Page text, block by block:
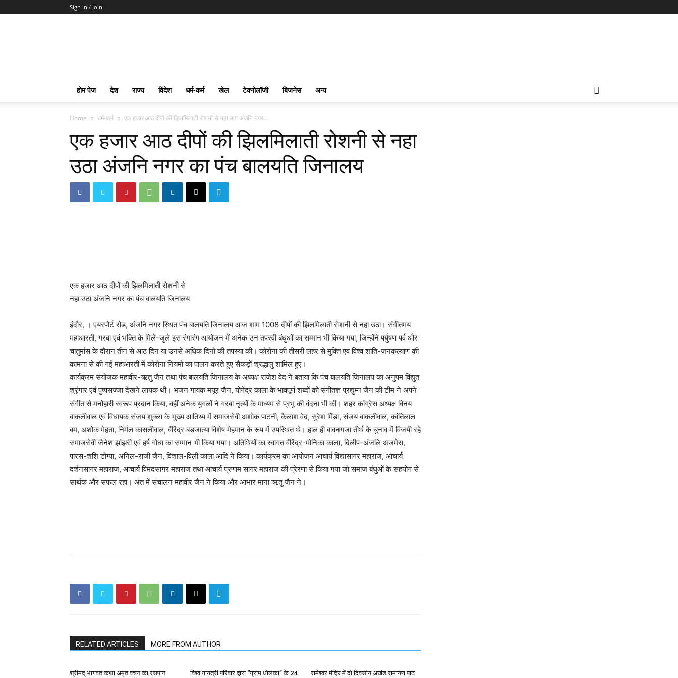
Sign in / Join
Toto
Slot
होम पेज देश राज्य विदेश धर्म-कर्म खेल टेक्नोलॉजी बिजनेस अन्य
Home धर्म-कर्म एक हजार आठ दीपों की झिलमिलाती रोशनी से नहा उठा अंजनि नगर...
एक हजार आठ दीपों की झिलमिलाती रोशनी से नहा
उठा अंजनि नगर का पंच बालयति जिनालय
एक हजार आठ दीपों की झिलमिलाती रोशनी से
नहा उठा अंजनि नगर का पंच बालयति जिनालय
इंदौर, । एयरपोर्ट रोड, अंजनि नगर स्थित पंच बालयति जिनालय आज शाम 1008 दीपों की झिलमिलाती रोशनी से नहा उठा। संगीतमय
महाआरती, गरबा एवं भक्ति के मिले-जुले इस रंगारंग आयोजन में अनेक उन तपस्वी बंधुओं का सम्मान भी किया गया, जिन्होंने पर्युषण पर्व और
चातुर्मास के दौरान तीन से आठ दिन या उनसे अधिक दिनों की तपस्या की। कोरोना की तीसरी लहर से मुक्ति एवं विश्व शांति-जनकल्याण की
कामना से की गई महाआरती में कोरोना नियमों का पालन करते हुए सैकड़ों श्रद्धालु शामिल हुए।
कार्यक्रम संयोजक महावीर-ऋतु जैन तथा पंच बालयति जिनालय के अध्यक्ष राजेश वेद ने बताया कि पंच बालयति जिनालय का अनुपम विद्युत
श्रृंगार एवं पुष्पसज्जा देखने लायक थी। भजन गायक मयूर जैन, योगेंद्र काला के भावपूर्ण शब्दों को संगीतज्ञ प्रद्युम्न जैन की टीम ने अपने
संगीत से मनोहारी स्वरूप प्रदान किया, वहीं अनेक युगलों ने गरबा नृत्यों के माध्यम से प्रभु की वंदना भी की। शहर कांग्रेस अध्यक्ष विनय
बाकलीवाल एवं विधायक संजय शुक्ला के मुख्य आतिथ्य में समाजसेवी अशोक पाटनी, कैलाश वेद, सुरेश मिंडा, संजय बाकलीवाल, कांतिलाल
बम, अशोक मेहता, निर्मल कासलीवाल, वीरेंद्र बड़जात्या विशेष मेहमान के रूप में उपस्थित थे। हाल ही बावनगजा तीर्थ के चुनाव में विजयी रहे
समाजसेवी जैनेश झांझरी एवं हर्ष गोधा का सम्मान भी किया गया। अतिथियों का स्वागत वीरेंद्र-मोनिका काला, दिलीप-अंजलि अजमेरा,
पारस-शशि टोंग्या, अनिल-राजी जैन, विशाल-विली काला आदि ने किया। कार्यक्रम का आयोजन आचार्य विद्यासागर महाराज, आचार्य
दर्शनसागर महाराज, आचार्य विमदसागर महाराज तथा आचार्य प्रणाम सागर महाराज की प्रेरणा से किया गया जो समाज बंधुओं के सहयोग से
सार्थक और सफल रहा। अंत में संचालन महावीर जैन ने किया और आभार माना ऋतु जैन ने।
RELATED ARTICLES MORE FROM AUTHOR
श्रीमद् भागवत कथा अमृत वचन का रसपान विश्व गायत्री परिवार द्वारा “ग्राम धोलका” के 24 रामेश्वर मंदिर में दो दिवसीय अखंड रामायण पाठ